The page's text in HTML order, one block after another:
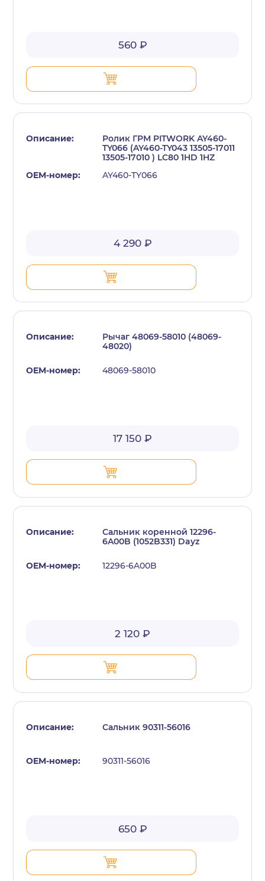
560 ₽
Ролик ГРМ PITWORK AY460-
TY066 (AY460-TY043 13505-17011
13505-17010 ) LC80 1HD 1HZ
AY460-TY066
4 290 ₽
Рычаг 48069-58010 (48069-
48020)
48069-58010
17 150 ₽
Сальник коренной 12296-
6A00B (1052B331) Dayz
12296-6A00B
2 120 ₽
Сальник 90311-56016
90311-56016
650 ₽